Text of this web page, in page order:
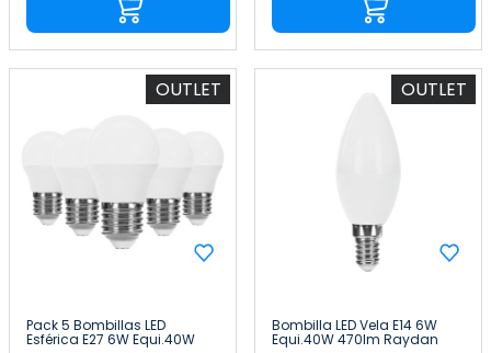
OUTLET
Pack 5 Bombillas LED
Esférica E27 6W Equi.40W
OUTLET
Bombilla LED Vela E14 6W
Equi.40W 470lm Raydan